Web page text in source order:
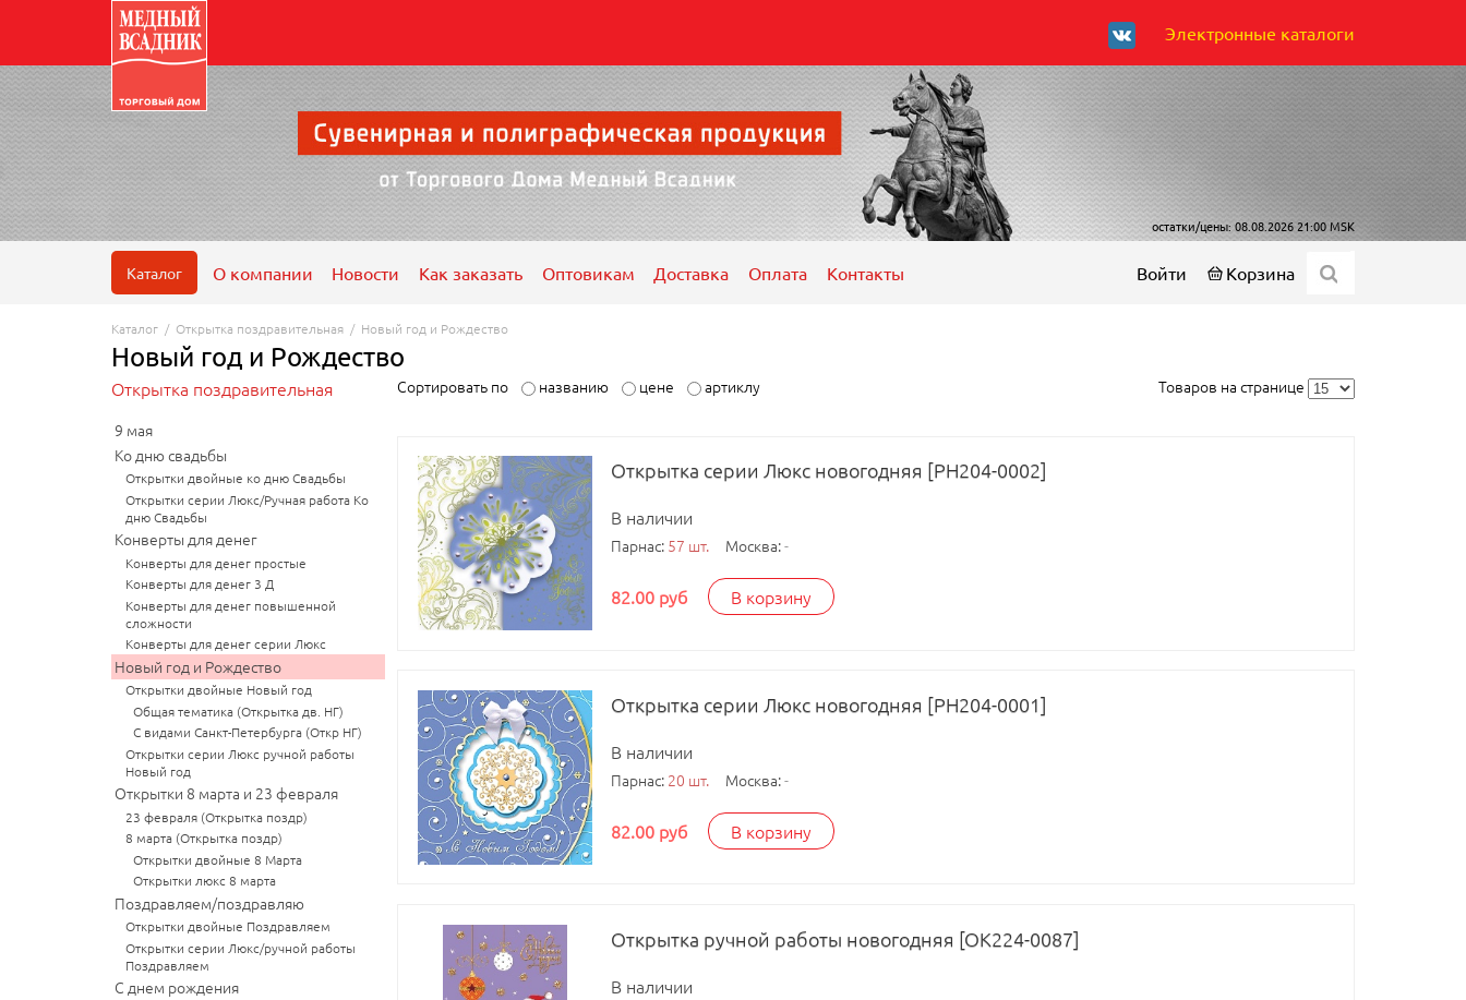
Электронные каталоги
остатки/цены: 08.08.2026 21:00 MSK
Войти Корзина
Каталог О компании Новости Как заказать Оптовикам Доставка Оплата Контакты
Каталог / Открытка поздравительная / Новый год и Рождество
Новый год и Рождество
Открытка поздравительная
9 мая
Ко дню свадьбы
Открытки двойные ко дню Свадьбы
Открытки серии Люкс/Ручная работа Ко
дню Свадьбы
Конверты для денег
Конверты для денег простые
Конверты для денег 3 Д
Конверты для денег повышенной
сложности
Конверты для денег серии Люкс
Новый год и Рождество
Открытки двойные Новый год
Общая тематика (Открытка дв. НГ)
С видами Санкт-Петербурга (Откр НГ)
Открытки серии Люкс ручной работы
Новый год
Открытки 8 марта и 23 февраля
23 февраля (Открытка поздр)
8 марта (Открытка поздр)
Открытки двойные 8 Марта
Открытки люкс 8 марта
Поздравляем/поздравляю
Открытки двойные Поздравляем
Открытки серии Люкс/ручной работы
Поздравляем
С днем рождения
Товаров на странице
Сортировать по названию цене артиклу
Открытка серии Люкс новогодняя [РН204-0002]
В наличии
Парнас: 57 шт. Москва:-
82.00 руб В корзину
Открытка серии Люкс новогодняя [РН204-0001]
В наличии
Парнас: 20 шт. Москва:-
82.00 руб В корзину
Открытка ручной работы новогодняя [ОК224-0087]
В наличии